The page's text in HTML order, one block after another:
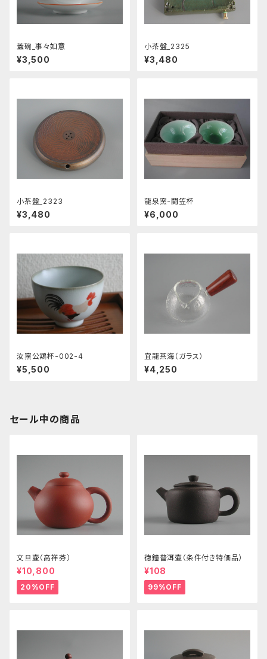
蓋碗_事々如意
¥3,500
小茶盤_2325
¥3,480
小茶盤_2323
¥3,480
龍泉窯-闘笠杯
¥6,000
汝窯公鶏杯-002-4
¥5,500
宜龍茶海（ガラス）
¥4,250
セール中の商品
文旦壷（高祥芬）
¥10,800
20%OFF
徳鐘普洱壷（条件付き特価品）
¥108
99%OFF